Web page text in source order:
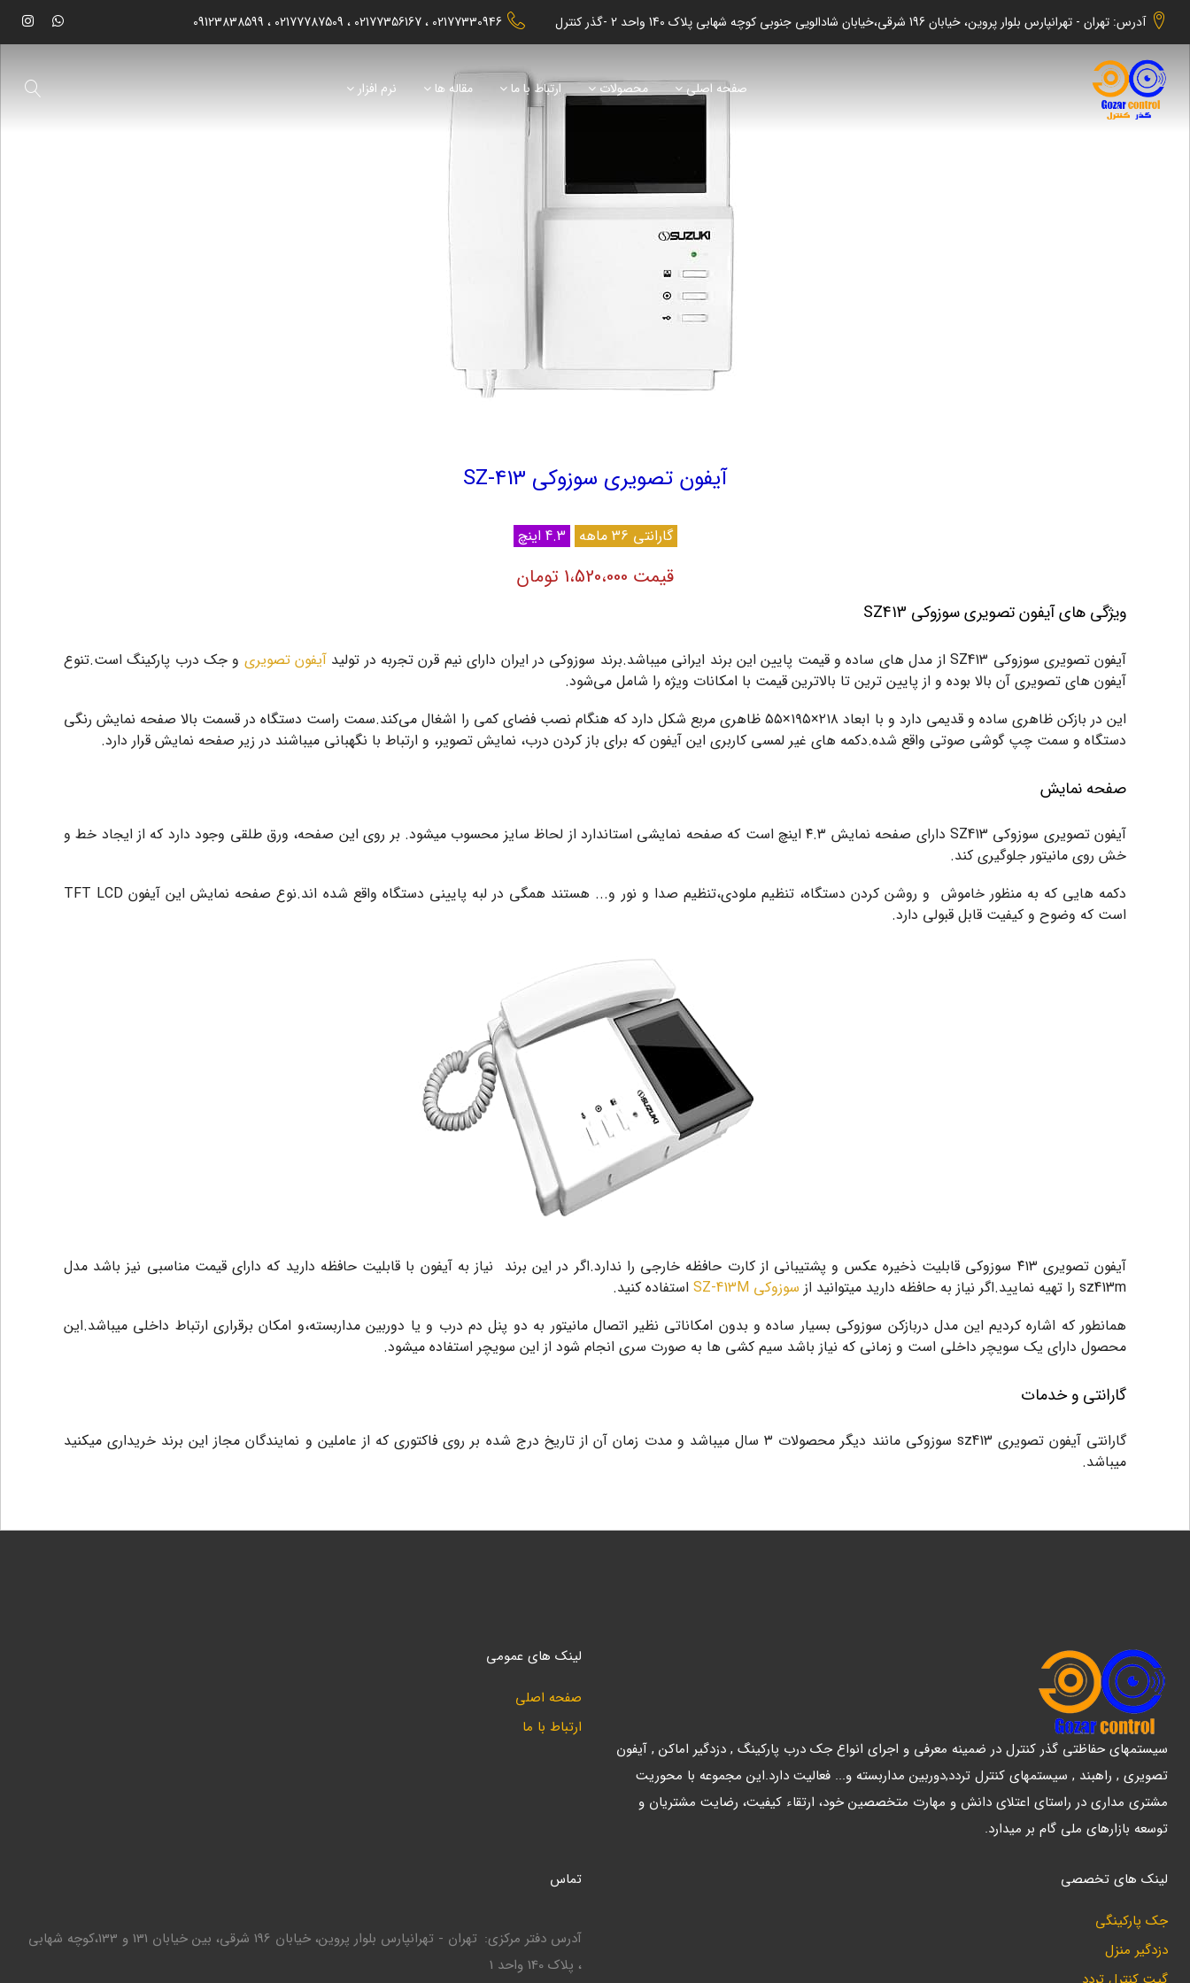
آدرس: تهران - تهرانپارس بلوار پروین، خیابان 196 شرقی،خیابان شادالویی جنوبی کوچه شهابی پلاک 140 واحد 2 -گذر کنترل 02177330946
02177356167
02177787509
09123838599
صفحه اصلی محصولات ارتباط با ما مقاله ها نرم افزار
آیفون تصویری سوزوکی SZ-413
گارانتی 36 ماهه 4.3 اینچ
قیمت 1،520،000 تومان
ویژگی های آیفون تصویری سوزوکی SZ413
آیفون تصویری سوزوکی SZ413 از مدل های ساده و قیمت پایین این برند ایرانی میباشد.برند سوزوکی در ایران دارای نیم قرن تجربه در تولید آیفون تصویری و جک درب پارکینگ است.تنوع
آیفون های تصویری آن بالا بوده و از پایین ترین تا بالاترین قیمت با امکانات ویژه را شامل می‌شود.
این در بازکن ظاهری ساده و قدیمی دارد و با ابعاد ۲۱۸×۱۹۵×۵۵ ظاهری مربع شکل دارد که هنگام نصب فضای کمی را اشغال می‌کند.سمت راست دستگاه در قسمت بالا صفحه نمایش رنگی
دستگاه و سمت چپ گوشی صوتی واقع شده.دکمه های غیر لمسی کاربری این آیفون که برای باز کردن درب، نمایش تصویر، و ارتباط با نگهبانی میباشند در زیر صفحه نمایش قرار دارد.
صفحه نمایش
آیفون تصویری سوزوکی SZ413 دارای صفحه نمایش ۴.۳ اینچ است که صفحه نمایشی استاندارد از لحاظ سایز محسوب میشود. بر روی این صفحه، ورق طلقی وجود دارد که از ایجاد خط و
خش روی مانیتور جلوگیری کند.
دکمه هایی که به منظور خاموش و روشن کردن دستگاه، تنظیم ملودی،تنظیم صدا و نور و... هستند همگی در لبه پایینی دستگاه واقع شده اند.نوع صفحه نمایش این آیفون TFT LCD
است که وضوح و کیفیت قابل قبولی دارد.
آیفون تصویری ۴۱۳ سوزوکی قابلیت ذخیره عکس و پشتیبانی از کارت حافظه خارجی را ندارد.اگر در این برند نیاز به آیفون با قابلیت حافظه دارید که دارای قیمت مناسبی نیز باشد مدل
sz413m را تهیه نمایید.اگر نیاز به حافظه دارید میتوانید از
سوزوکی SZ-413M
استفاده کنید.
همانطور که اشاره کردیم این مدل دربازکن سوزوکی بسیار ساده و بدون امکاناتی نظیر اتصال مانیتور به دو پنل دم درب و یا دوربین مداربسته،و امکان برقراری ارتباط داخلی میباشد.این
محصول دارای یک سویچر داخلی است و زمانی که نیاز باشد سیم کشی ها به صورت سری انجام شود از این سویچر استفاده میشود.
گارانتی و خدمات
گارانتی آیفون تصویری sz413 سوزوکی مانند دیگر محصولات ۳ سال میباشد و مدت زمان آن از تاریخ درج شده بر روی فاکتوری که از عاملین و نمایندگان مجاز این برند خریداری میکنید
میباشد.
سیستمهای حفاظتی گذر کنترل در ضمینه معرفی و اجرای انواع جک درب پارکینگ , دزدگیر اماکن , آیفون
تصویری , راهبند , سیستمهای کنترل تردد,دوربین مداربسته و... فعالیت دارد.این مجموعه با محوریت
مشتری مداری در راستای اعتلای دانش و مهارت متخصصین خود، ارتقاء کیفیت، رضایت مشتریان و
توسعه بازارهای ملی گام بر میدارد.
لینک های عمومی
صفحه اصلی
ارتباط با ما
لینک های تخصصی
جک پارکینگی
دزدگیر منزل
تماس
آدرس دفتر مرکزی
تهران - تهرانپارس بلوار پروین، خیابان 196 شرقی، بین خیابان 131 و 133،کوچه شهابی
، پلاک 140 واحد 1